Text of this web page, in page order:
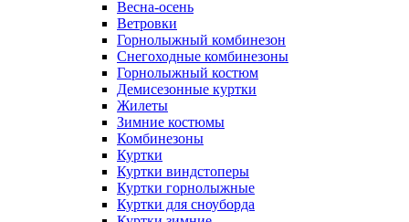
Весна-осень
Ветровки
Горнолыжный комбинезон
Снегоходные комбинезоны
Горнолыжный костюм
Демисезонные куртки
Жилеты
Зимние костюмы
Комбинезоны
Куртки
Куртки виндстоперы
Куртки горнолыжные
Куртки для сноуборда